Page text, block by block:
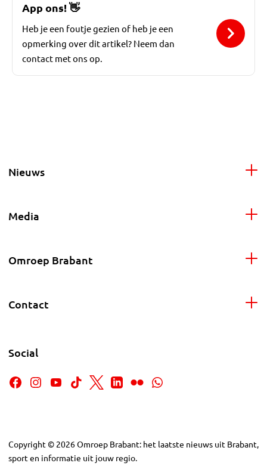
App ons!👋
Heb je een foutje gezien of heb je een
opmerking over dit artikel? Neem dan
contact met ons op.
Nieuws
Media
Omroep Brabant
Contact
Social
Copyright © 2026Omroep Brabant: het laatste nieuws uit Brabant,
sport en informatie uit jouw regio.